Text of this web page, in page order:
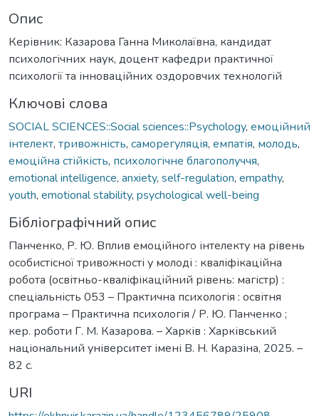
Опис
Керівник: Казарова Ганна Миколаївна, кандидат
психологічних наук, доцент кафедри практичної
психології та інноваційних оздоровчих технологій
Ключові слова
SOCIAL SCIENCES::Social sciences::Psychology, емоційний
інтелект, тривожність, саморегуляція, емпатія, молодь,
емоційна стійкість, психологічне благополуччя,
emotional intelligence, anxiety, self-regulation, empathy,
youth, emotional stability, psychological well-being
Бібліографічний опис
Панченко, Р. Ю. Вплив емоційного інтелекту на рівень
особистісної тривожності у молоді : кваліфікаційна
робота (освітньо-кваліфікаційний рівень: магістр) :
спеціальність 053 – Практична психологія : освітня
програма – Практична психологія / Р. Ю. Панченко ;
кер. роботи Г. М. Казарова. – Харків : Харківський
національний університет імені В. Н. Каразіна, 2025. –
82 с.
URI